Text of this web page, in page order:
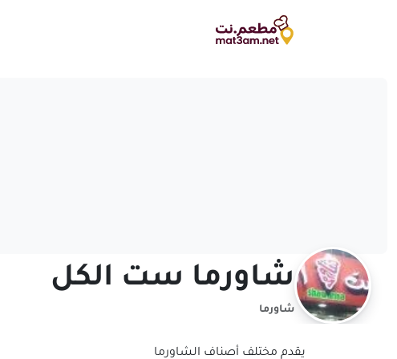
شاورما ست الكل
شاورما
يقدم مختلف أصناف الشاورما